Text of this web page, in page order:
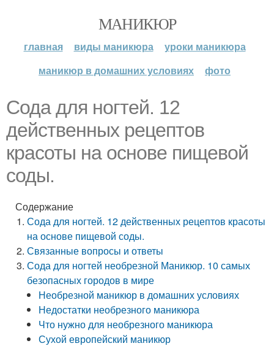
МАНИКЮР
главная виды маникюра
уроки маникюра
маникюр в домашних условиях
фото
Сода для ногтей. 12
действенных рецептов
красоты на основе пищевой
соды.
Содержание
Сода для ногтей. 12 действенных рецептов красоты
на основе пищевой соды.
Связанные вопросы и ответы
Сода для ногтей необрезной Маникюр. 10 самых
безопасных городов в мире
Необрезной маникюр в домашних условиях
Недостатки необрезного маникюра
Что нужно для необрезного маникюра
Сухой европейский маникюр